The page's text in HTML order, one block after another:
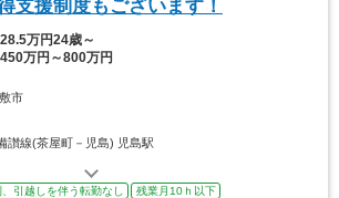
支援制度もございます！
28.5万円24歳～
450万円～800万円
市
讃線(茶屋町－児島) 児島駅
、引越しを伴う転勤なし
残業月10ｈ以下